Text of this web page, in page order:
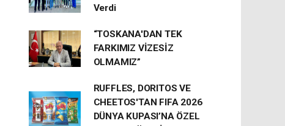
Verdi
“TOSKANA'DAN TEK
FARKIMIZ VİZESİZ
OLMAMIZ”
RUFFLES, DORITOS VE
CHEETOS'TAN FIFA 2026
DÜNYA KUPASI’NA ÖZEL